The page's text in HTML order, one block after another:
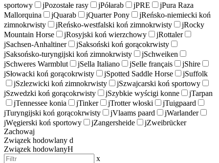
sportowy
jPozostałe rasy jPółarab jPRE jPura Raza
Mallorquina
jQuarab jQuarter Pony jReńsko-niemiecki koń
zimnokrwisty
jReńsko-westfalski koń zimnokrwisty jRocky
Mountain Horse
jRosyjski koń wierzchowy jRottaler
jSachsen-Anhaltiner jSaksoński koń gorącokrwisty
jSaksońsko-turyngijski koń zimnokrwisty jSchweiken
jSchweres Warmblut jSella Italiano jSelle français jShire
jSłowacki koń gorącokrwisty jSpotted Saddle Horse jSuffolk
jSzlezwicki koń zimnokrwisty jSzwajcarski koń sportowy
jSzwedzki koń gorącokrwisty jSzybkie wyścigi konne jTarpan
jTennessee konia jTinker jTrotter włoski jTuigpaard
jTuryngijski koń gorącokrwisty jVlaams paard jWarlander
jWęgierski koń sportowy jZangersheide jZweibrücker
Zachowaj
Związek hodowlany d
Związek hodowlanyH
x